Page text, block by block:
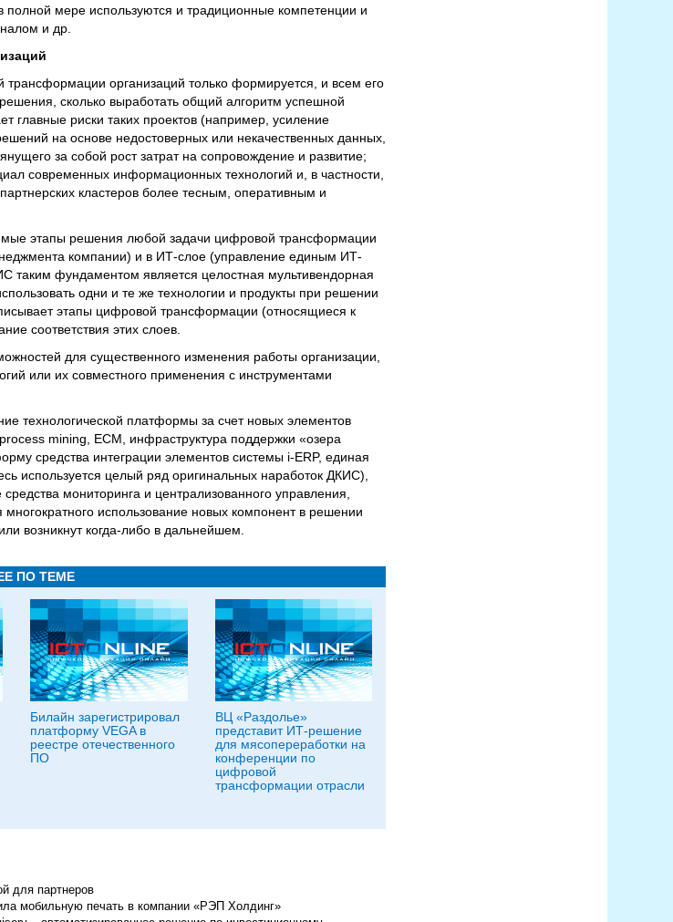
мере используются и традиционные компетенции и
и др.
организаций только формируется, и всем его
сколько выработать общий алгоритм успешной
главные риски таких проектов (например, усиление
на основе недостоверных или некачественных данных,
за собой рост затрат на сопровождение и развитие;
современных информационных технологий и, в частности,
кластеров более тесным, оперативным и
этапы решения любой задачи цифровой трансформации
компании) и в ИТ-слое (управление единым ИТ-
фундаментом является целостная мультивендорная
одни и те же технологии и продукты при решении
этапы цифровой трансформации (относящиеся к
соответствия этих слоев.
для существенного изменения работы организации,
или их совместного применения с инструментами
технологической платформы за счет новых элементов
mining, ECM, инфраструктура поддержки «озера
средства интеграции элементов системы i-ERP, единая
используется целый ряд оригинальных наработок ДКИС),
мониторинга и централизованного управления,
использование новых компонент в решении
возникнут когда-либо в дальнейшем.
ПО ТЕМЕ
Билайн зарегистрировал
платформу VEGA в
реестре отечественного
ПО
ВЦ «Раздолье»
представит ИТ-решение
для мясопереработки на
конференции по
цифровой
трансформации отрасли
для партнеров
мобильную печать в компании «РЭП Холдинг»